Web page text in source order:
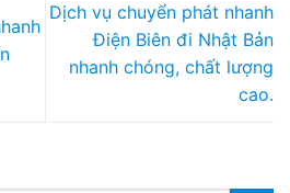
Dịch vụ chuyển phát nhanh
Điện Biên đi Nhật Bản
nhanh chóng, chất lượng
cao.